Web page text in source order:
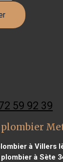
59 92 39
à Villers
à Sète